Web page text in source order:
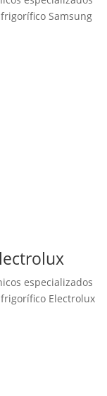
Samsung
especializados
Electrolux